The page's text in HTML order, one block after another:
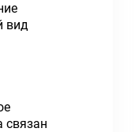
вид
связан